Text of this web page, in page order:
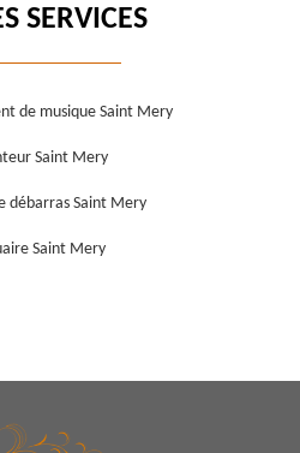
SERVICES
de musique Saint Mery
Saint Mery
débarras Saint Mery
Saint Mery